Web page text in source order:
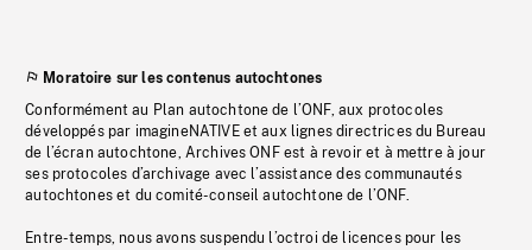
Moratoire sur les contenus autochtones
Conformément au Plan autochtone de l’ONF, aux protocoles
développés par imagineNATIVE et aux lignes directrices du Bureau
de l’écran autochtone, Archives ONF est à revoir et à mettre à jour
ses protocoles d’archivage avec l’assistance des communautés
autochtones et du comité-conseil autochtone de l’ONF.
Entre-temps, nous avons suspendu l’octroi de licences pour les